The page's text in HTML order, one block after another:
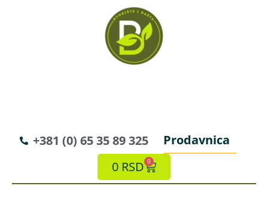
+381 (0) 65 35 89 325
Prodavnica
0 RSD 0